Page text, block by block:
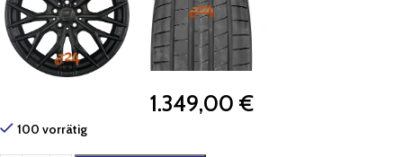
1.349,00 €
100 vorrätig